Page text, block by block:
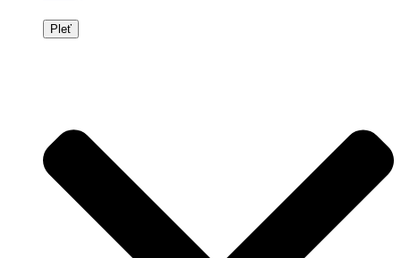
Pleť